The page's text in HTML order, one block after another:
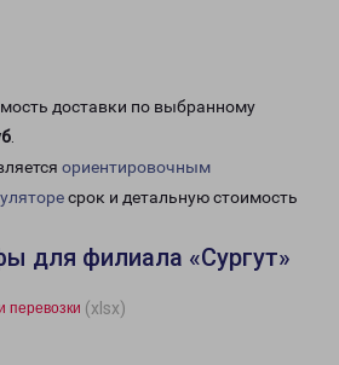
доставки по выбранному
.
ориентировочным
срок и детальную стоимость
для филиала «Сургут»
перевозки (xlsx)